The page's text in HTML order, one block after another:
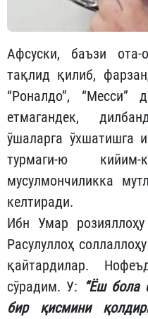
Афсуски, баъзи ота-
тақлид қилиб,
“Роналдо”,
етмагандек,
ўшаларга ўхшатишга
турмаги-ю кийим-
мусулмончиликка
келтиради.
Ибн Умар
Расулуллоҳ
қайтардилар.
сўрадим. У: “Ёш бола
бир қисмини